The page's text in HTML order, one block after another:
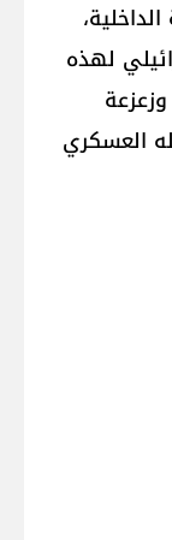
لهذه
العسكري